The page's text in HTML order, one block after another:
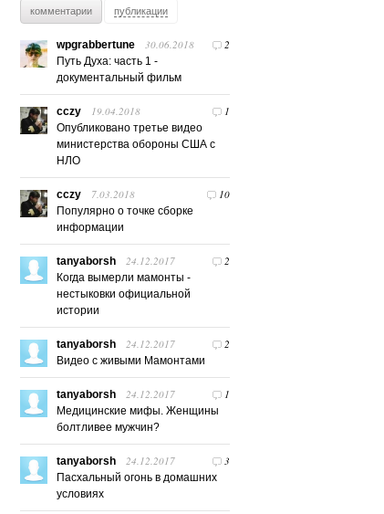
комментарии публикации
2
wpgrabbertune 30.06.2018
Путь Духа: часть 1 -
документальный фильм
1
cczy 19.04.2018
Опубликовано третье видео
министерства обороны США с
НЛО
10
cczy 7.03.2018
Популярно о точке сборке
информации
2
tanyaborsh 24.12.2017
Когда вымерли мамонты -
нестыковки официальной
истории
2
tanyaborsh 24.12.2017
Видео с живыми Мамонтами
1
tanyaborsh 24.12.2017
Медицинские мифы. Женщины
болтливее мужчин?
3
tanyaborsh 24.12.2017
Пасхальный огонь в домашних
условиях